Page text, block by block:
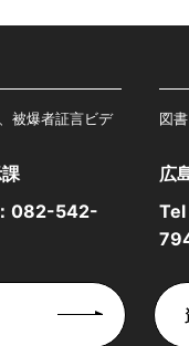
被爆者証言ビデ
082-542-
図
広
Tel